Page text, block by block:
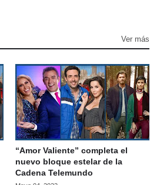
Ver más
“Amor Valiente” completa el
nuevo bloque estelar de la
Cadena Telemundo